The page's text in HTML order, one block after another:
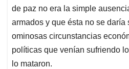
de paz no era la simple
armados y que ésta no se daría
ominosas circunstancias
políticas que venían sufriendo
lo mataron.